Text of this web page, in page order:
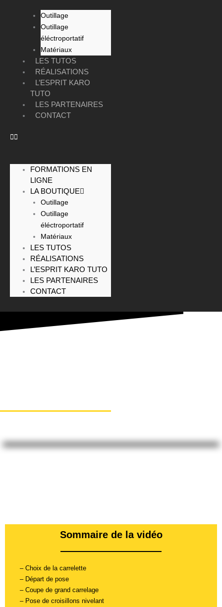
Outillage
Outillage
éléctroportatif
Matériaux
LES TUTOS
RÉALISATIONS
L’ESPRIT KARO
TUTO
LES PARTENAIRES
CONTACT
FORMATIONS EN
LIGNE
LA BOUTIQUE
Outillage
Outillage
éléctroportatif
Matériaux
LES TUTOS
RÉALISATIONS
L’ESPRIT KARO TUTO
LES PARTENAIRES
CONTACT
Sommaire de la vidéo
– Choix de la carrelette
– Départ de pose
– Coupe de grand carrelage
– Pose de croisillons nivelant